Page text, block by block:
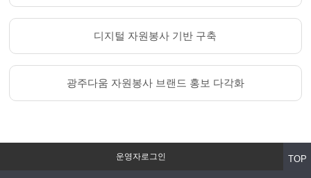
디지털 자원봉사 기반 구축
광주다움 자원봉사 브랜드 홍보 다각화
운영자로그인 TOP